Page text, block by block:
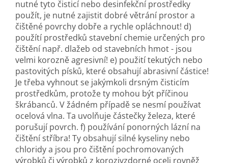
nutné tyto čisticí nebo desinfekční prostředky
použít, je nutné zajistit dobré větrání prostor a
čištěné povrchy dobře a rychle opláchnout! d)
použítí prostředků stavební chemie určených pro
čištění např. dlažeb od stavebních hmot - jsou
velmi korozně agresivní! e) použití tekutých nebo
pastovitých písků, které obsahují abrasivní částice!
Je třeba vyhnout se jakýmkoli drsným čisticím
prostředkům, protože ty mohou být příčinou
škrábanců. V žádném případě se nesmí používat
ocelová vlna. Ta uvolňuje částečky železa, které
porušují povrch. f) používání ponorných lázní na
čištění stříbra! Ty obsahují silné kyseliny nebo
chloridy a jsou pro čištění pochromovaných
výrobků či výrobků z korozivzdorné oceli rovněž